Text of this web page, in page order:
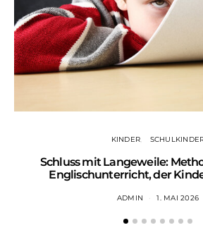
KINDER
Schluss mit Langeweile:
Englischunterricht, der
ADMIN 1. MAI 2026